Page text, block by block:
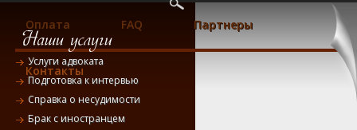
Оплата FAQ Партнеры
Контакты
Услуги адвоката
Подготовка к интервью
Справка о несудимости
Брак с иностранцем